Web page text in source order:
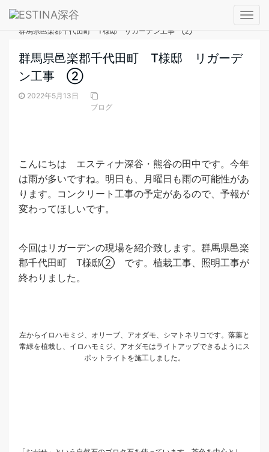
T
g
a
t
n
― BLOG ―
群馬県邑楽郡千代田町 T様邸 リガーデン工事 ②
群馬県邑楽郡千代田町 T様邸 リガーデ
ン工事 ②
2022年5月13日
ブログ
こんにちは エスティナ深谷・熊谷の田中です。今年
は雨が多いですね。明日も、月曜日も雨の可能性があ
ります。コンクリート工事の予定があるので、予報が
変わってほしいです。
今回はリガーデンの現場を紹介致します。群馬県邑楽
郡千代田町 T様邸② です。植栽工事、照明工事が
終わりました。
左からイロハモミジ、オリーブ、アオダモ、シマトネリコです。落葉と
常緑を植栽し、イロハモミジ、アオダモはライトアップできるようにス
ポットライトを施工しました。